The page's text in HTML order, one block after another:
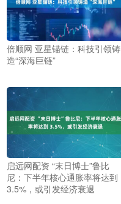
倍顺网 亚星锚链：科技引领铸
造“深海巨链”
启远网配资 “末日博士”鲁比
尼：下半年核心通胀率将达到
3.5%，或引发经济衰退